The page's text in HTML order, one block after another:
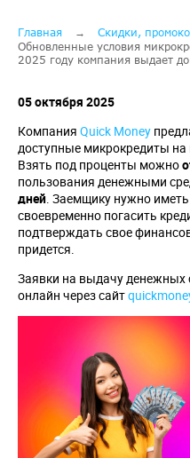
Строка
навигации
Главная
Скидки,
Обновленные условия
2025 году компания выдает
05 октября 2025
Компания Quick Money
доступные микрокредиты
Взять под проценты можно
пользования денежными
дней. Заемщику нужно
своевременно погасить
подтверждать свое
придется.
Заявки на выдачу денежных
онлайн через сайт